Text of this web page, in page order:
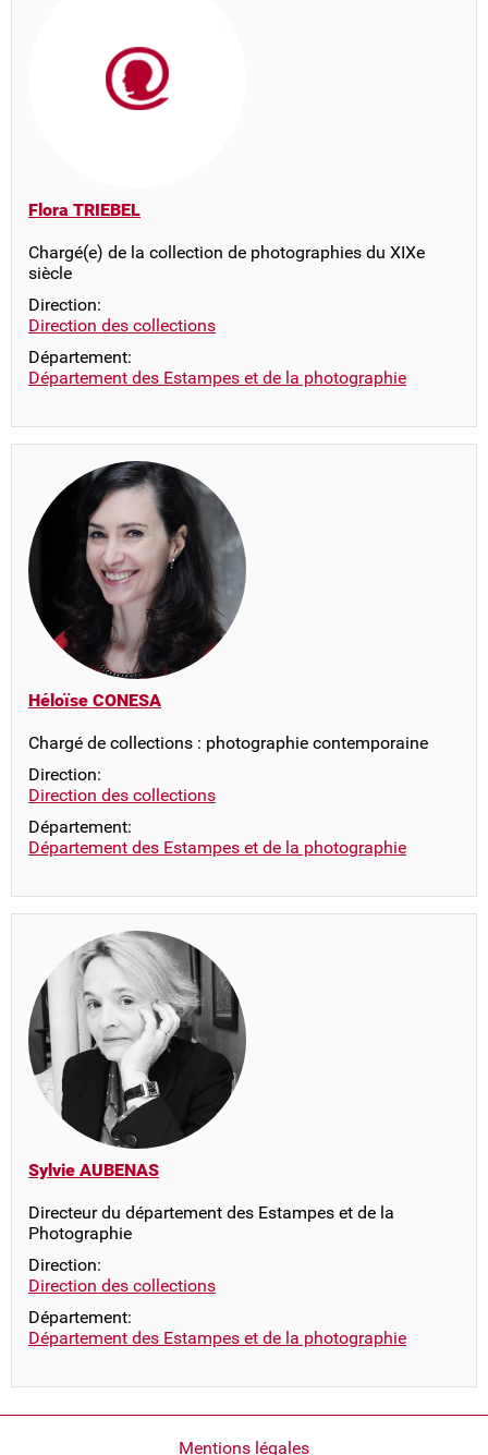
Flora TRIEBEL
Chargé(e) de la collection de photographies du XIXe
siècle
Direction:
Direction des collections
Département:
Département des Estampes et de la photographie
Héloïse CONESA
Chargé de collections : photographie contemporaine
Direction:
Direction des collections
Département:
Département des Estampes et de la photographie
Sylvie AUBENAS
Directeur du département des Estampes et de la
Photographie
Direction:
Direction des collections
Département:
Département des Estampes et de la photographie
Mentions légales